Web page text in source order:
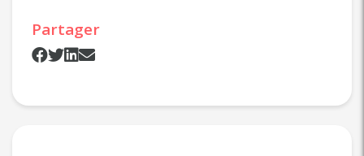
Partager